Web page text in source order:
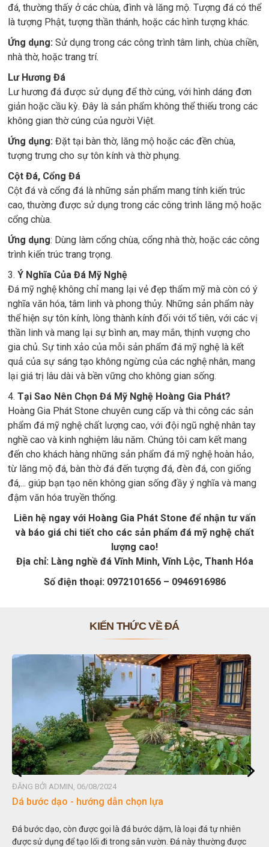
đá, thường thấy ở các chùa, đình và lăng mộ. Tượng đá có thể
là tượng Phật, tượng thần thánh, hoặc các hình tượng khác.
Ứng dụng: Sử dụng trong các công trình tâm linh, chùa chiền,
nhà thờ, hoặc trang trí.
Lư Hương Đá
Lư hương đá được sử dụng để thờ cúng, với hình dáng đơn
giản hoặc cầu kỳ. Đây là sản phẩm không thể thiếu trong các
không gian thờ cúng của người Việt.
Ứng dụng: Đặt tại bàn thờ, lăng mộ hoặc các đền chùa,
tượng trưng cho sự tôn kính và thờ phụng.
Cột Đá, Cổng Đá
Cột đá và cổng đá là những sản phẩm mang tính kiến trúc
cao, thường được sử dụng trong các công trình lăng mộ hoặc
cổng chùa.
Ứng dụng: Dùng làm cổng chùa, cổng nhà thờ, hoặc các công
trình kiến trúc trang trọng.
3. Ý Nghĩa Của Đá Mỹ Nghệ
Đá mỹ nghệ không chỉ mang lại vẻ đẹp thẩm mỹ mà còn có ý
nghĩa văn hóa, tâm linh và phong thủy. Những sản phẩm này
thể hiện sự tôn kính, lòng thành kính đối với tổ tiên, với các vị
thần linh và mang lại sự bình an, may mắn, thịnh vượng cho
gia chủ. Sự tinh xảo của mỗi sản phẩm đá mỹ nghệ là kết
quả của sự sáng tạo không ngừng của các nghệ nhân, mang
lại giá trị lâu dài và bền vững cho không gian sống.
4. Tại Sao Nên Chọn Đá Mỹ Nghệ Hoàng Gia Phát?
Hoàng Gia Phát Stone chuyên cung cấp và thi công các sản
phẩm đá mỹ nghệ chất lượng cao, với đội ngũ nghệ nhân tay
nghề cao và kinh nghiệm lâu năm. Chúng tôi cam kết mang
đến cho khách hàng những sản phẩm đá mỹ nghệ hoàn hảo,
từ lăng mộ đá, bàn thờ đá đến tượng đá, đèn đá, con giống
đá,... giúp bạn tạo nên không gian sống đầy ý nghĩa và mang
đậm văn hóa truyền thống.
Liên hệ ngay với Hoàng Gia Phát Stone để nhận tư vấn
và báo giá chi tiết cho các sản phẩm đá mỹ nghệ chất
lượng cao!
Địa chỉ: Làng nghề đá Vĩnh Minh, Vĩnh Lộc, Thanh Hóa
Số điện thoại: 0972101656 – 0946916986
KIẾN THỨC VỀ ĐÁ
ĐĂNG BỞI ADMIN, 06/08/2024
Dá bước dạo - hướng dẫn chọn lựa
Đá bước dạo, còn được gọi là đá bước dặm, là loại đá tự nhiên
được sử dụng để tạo lối đi trong sân vườn. Đá này thường được